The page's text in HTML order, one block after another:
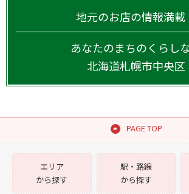
地元のお店の情報満載
あなたのまちのくらし
北海道札幌市中央区
PAGE TOP
エリア
から探す
駅・路線
から探す